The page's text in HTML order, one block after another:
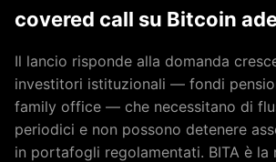
covered call su Bitcoin
Il lancio risponde alla domanda
investitori istituzionali — fondi
family office — che necessitano di
periodici e non possono detenere
in portafogli regolamentati. BITA è la